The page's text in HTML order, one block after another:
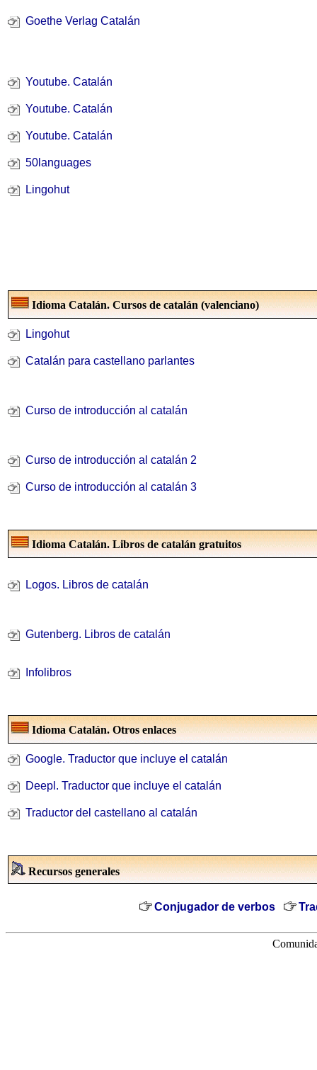
Goethe Verlag Catalán
Youtube. Catalán
Youtube. Catalán
Youtube. Catalán
50languages
Lingohut
Idioma Catalán. Cursos de catalán (valenciano)
Lingohut
Catalán para castellano parlantes
Curso de introducción al catalán
Curso de introducción al catalán 2
Curso de introducción al catalán 3
Idioma Catalán. Libros de catalán gratuitos
Logos. Libros de catalán
Gutenberg. Libros de catalán
Infolibros
Idioma Catalán. Otros enlaces
Google. Traductor que incluye el catalán
Deepl. Traductor que incluye el catalán
Traductor del castellano al catalán
Recursos generales
Conjugador de verbos